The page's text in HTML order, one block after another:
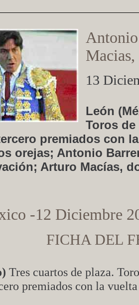
13
León
Toros
premiados con
orejas; Antonio
Arturo Macías,
-12 Diciembre
FICHA DEL
Tres cuartos de plaza.
premiados con la